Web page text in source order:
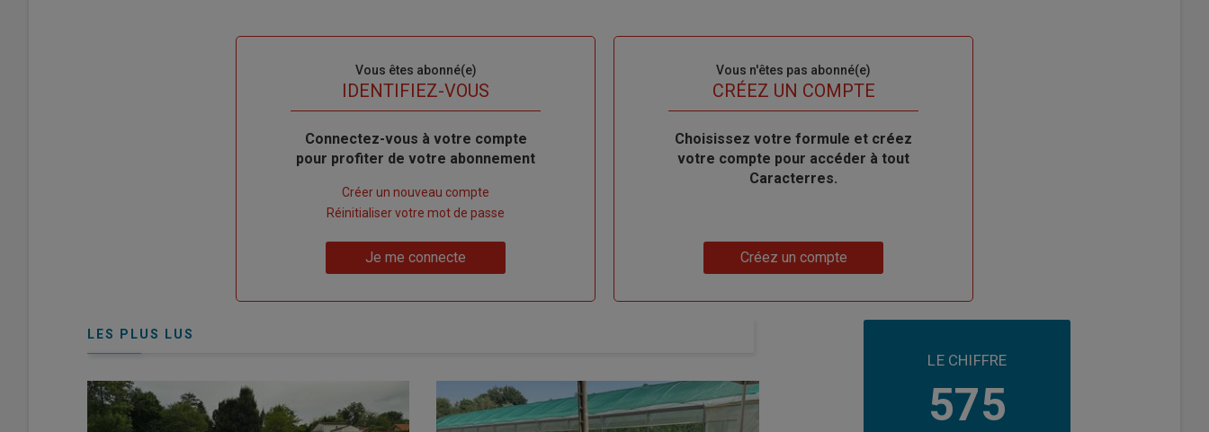
Vous êtes abonné(e)
IDENTIFIEZ-VOUS
Body
Connectez-vous à votre compte
pour profiter de votre abonnement
compte"
Créer un nouveau compte
Réinitialiser votre mot de passe
Je me connecte
Vous n'êtes pas abonné(e)
TITRECRÉEZ UN COMPTE
Body
Choisissez votre formule et créez
votre compte pour accéder à tout
Caracterres.
Créez un compte
LES PLUS LUS
LE CHIFFRE
575